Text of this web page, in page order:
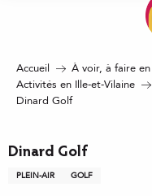
Accueil
À voir, à faire
Activités en Ille-et-Vilaine
Dinard Golf
Dinard Golf
PLEIN-AIR GOLF